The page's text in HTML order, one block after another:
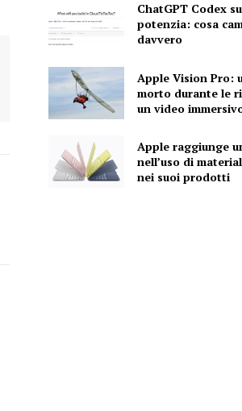
ChatGPT Codex
potenzia: cosa
davvero
Apple Vision Pro:
morto durante le
un video
Apple raggiunge
nell’uso di
nei suoi prodotti